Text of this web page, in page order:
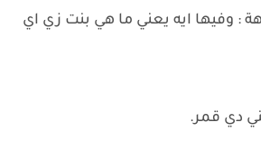
: وفيها ايه يعني ما هي بنت زي اي
دي قمر.